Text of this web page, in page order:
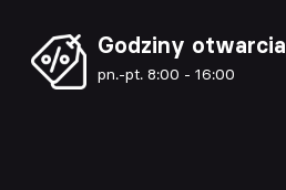
Godziny otwarcia
pn.-pt. 8:00 - 16:00